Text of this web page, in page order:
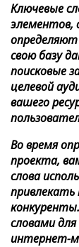
Ключевые
элементов,
определяют
свою базу
поисковые
целевой
вашего
Во время
проекта,
слова
словами
интернет-